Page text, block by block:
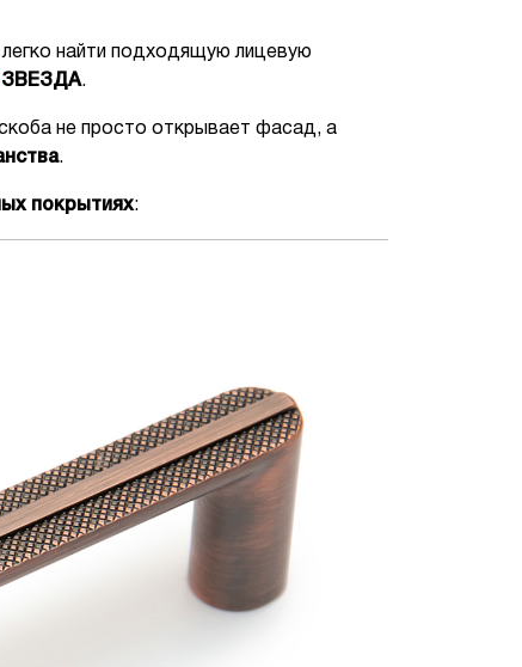
найти подходящую лицевую
ЗВЕЗДА.
не просто открывает фасад, а
.
покрытиях: